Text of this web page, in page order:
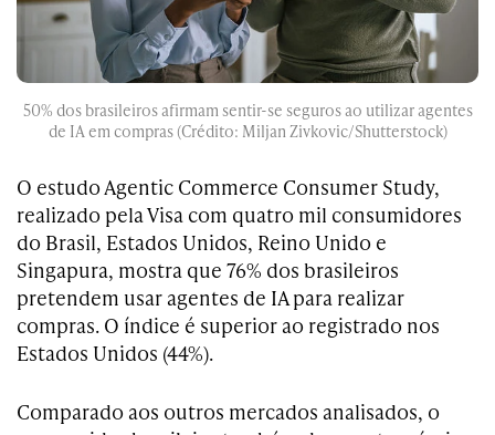
50% dos brasileiros afirmam sentir-se seguros ao utilizar agentes
de IA em compras (Crédito: Miljan Zivkovic/Shutterstock)
O estudo Agentic Commerce Consumer Study,
realizado pela Visa com quatro mil consumidores
do Brasil, Estados Unidos, Reino Unido e
Singapura, mostra que 76% dos brasileiros
pretendem usar agentes de IA para realizar
compras. O índice é superior ao registrado nos
Estados Unidos (44%).
Comparado aos outros mercados analisados, o